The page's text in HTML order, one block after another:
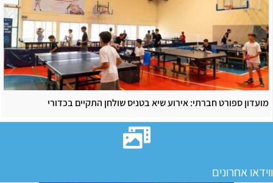
מועדון ספורט חברתי: אירוע שיא בטניס שולחן התקיים בכדורי
ווידאו אחרונים